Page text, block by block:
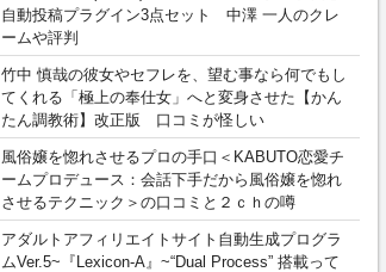
自動投稿プラグイン3点セット 中澤 一人のクレ
ームや評判
竹中 慎哉の彼女やセフレを、望む事なら何でもし
てくれる「極上の奉仕女」へと変身させた【かん
たん調教術】改正版 口コミが怪しい
風俗嬢を惚れさせるプロの手口＜KABUTO恋愛チ
ームプロデュース：会話下手だから風俗嬢を惚れ
させるテクニック＞の口コミと２ｃｈの噂
アダルトアフィリエイトサイト自動生成プログラ
ムVer.5~『Lexicon-A』~“Dual Process” 搭載って